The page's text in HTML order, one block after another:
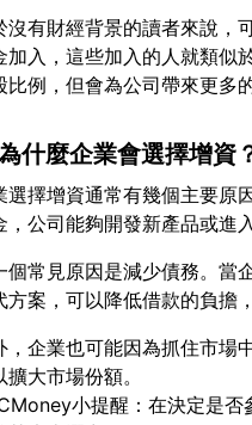
沒有財經背景的讀者來說，
加入，這些加入的人就類似
什麼企業會選擇增資
選擇增資通常有幾個主要原
個常見原因是減少債務。當
，企業也可能因為抓住市場
擴大市場份額。
小提醒：在決定是否